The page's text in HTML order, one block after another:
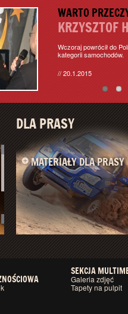
WARTO
KRZYSZTOF
Wczoraj powrócił do
kategorii samochodów.
// 20.1.2015
DLA PRASY
MATERIAŁY DLA PRASY
SEKCJA
Galeria zdjęć
Tapety na pulpit